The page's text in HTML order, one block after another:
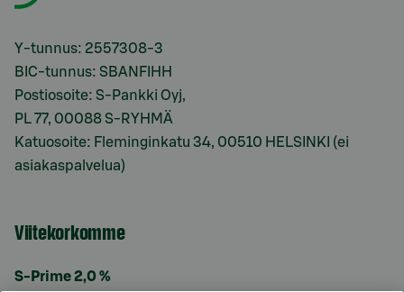
Y-tunnus: 2557308-3
BIC-tunnus: SBANFIHH
Postiosoite: S-Pankki Oyj,
PL 77, 00088 S-RYHMÄ
Katuosoite: Fleminginkatu 34, 00510 HELSINKI (ei
asiakaspalvelua)
Viitekorkomme
S-Prime 2,0 %